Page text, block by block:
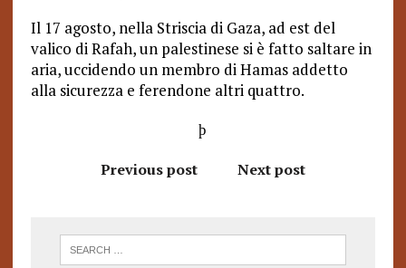
Il 17 agosto, nella Striscia di Gaza, ad est del
valico di Rafah, un palestinese si è fatto saltare in
aria, uccidendo un membro di Hamas addetto
alla sicurezza e ferendone altri quattro.
þ
Previous post Next post